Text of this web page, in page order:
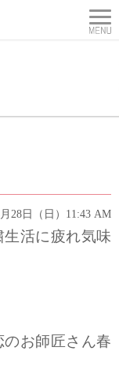
28日（日）11:43 AM
活に疲れ気味
お師匠さん春